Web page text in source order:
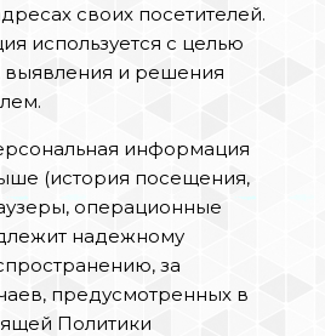
своих посетителей.
используется с целью
и решения
информация
(история посещения,
операционные
надежному
за
предусмотренных в
Политики